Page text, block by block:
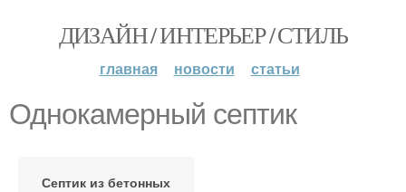
ДИЗАЙН / ИНТЕРЬЕР / СТИЛЬ
главная новости статьи
Однокамерный септик
Септик из бетонных